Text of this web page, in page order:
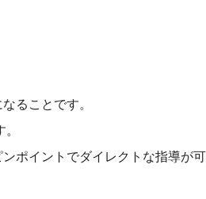
ることです。
ポイントでダイレクトな指導が可